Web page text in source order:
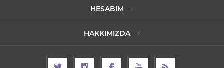
HESABIM
HAKKIMIZDA